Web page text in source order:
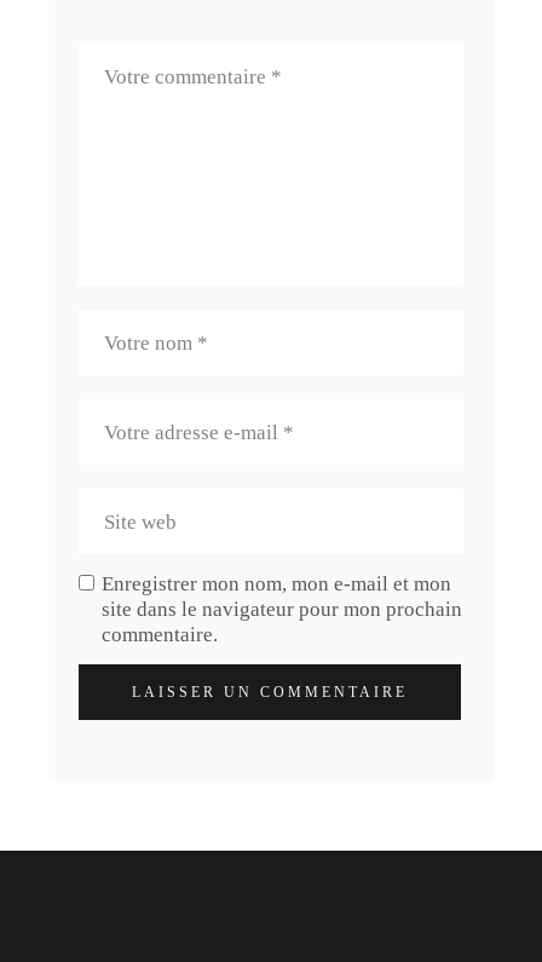
Enregistrer mon nom, mon e-mail et mon
site dans le navigateur pour mon prochain
commentaire.
LAISSER UN COMMENTAIRE